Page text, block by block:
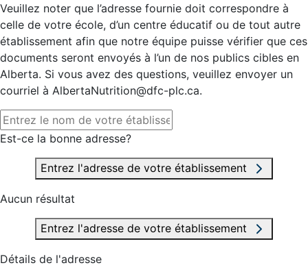
Veuillez noter que l’adresse fournie doit correspondre à
celle de votre école, d’un centre éducatif ou de tout autre
établissement afin que notre équipe puisse vérifier que ces
documents seront envoyés à l’un de nos publics cibles en
Alberta. Si vous avez des questions, veuillez envoyer un
courriel à AlbertaNutrition@dfc-plc.ca.
Est-ce la bonne adresse?
Entrez l'adresse de votre établissement
Aucun résultat
Entrez l'adresse de votre établissement
Détails de l'adresse